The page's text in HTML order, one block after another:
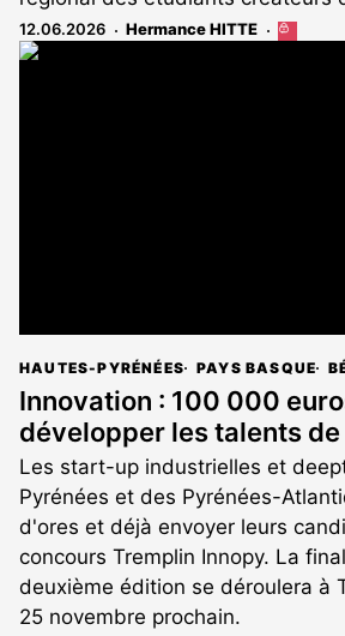
12.06.2026 Hermance HITTE
Cet
HAUTES-PYRÉNÉES PAYS BASQUE
Innovation : 100 000
développer les talents
Les start-up industrielles et
Pyrénées et des Pyrénées-
d'ores et déjà envoyer leurs
concours Tremplin Innopy. La
deuxième édition se déroulera à
25 novembre prochain.